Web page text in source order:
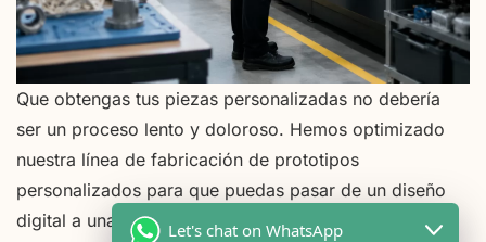
Que obtengas tus piezas personalizadas no debería
ser un proceso lento y doloroso. Hemos optimizado
nuestra línea de fabricación de prototipos
personalizados para que puedas pasar de un diseño
digital a una pieza física en tiempo récord. Nuestro
Let's chat on WhatsApp